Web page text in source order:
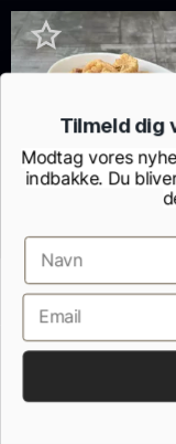
På lager
Tilmeld
Modtag vores
indbakke. Du